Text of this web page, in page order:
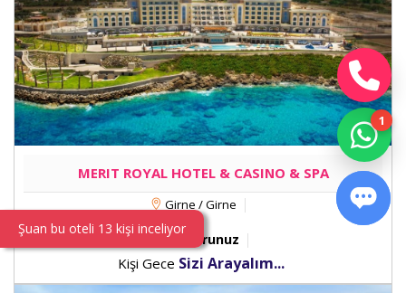
MERIT ROYAL HOTEL & CASINO & SPA
Girne / Girne
Fiyatı Sorunuz
Kişi Gece Sizi Arayalım...
Şuan bu oteli 13 kişi inceliyor